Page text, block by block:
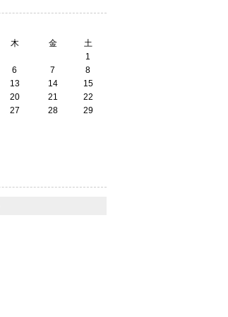
木 金
土
1
6 7
8
13 14
15
20 21
22
27 28
29